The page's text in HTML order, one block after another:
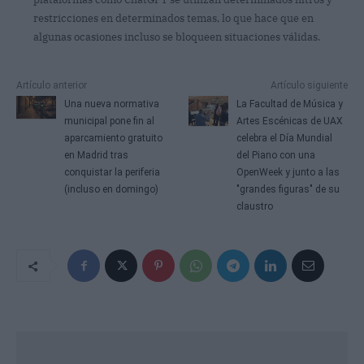
restricciones en determinados temas, lo que hace que en
algunas ocasiones incluso se bloqueen situaciones válidas.
Artículo anterior
Una nueva normativa
municipal pone fin al
aparcamiento gratuito
en Madrid tras
conquistar la periferia
(incluso en domingo)
Artículo siguiente
La Facultad de Música y
Artes Escénicas de UAX
celebra el Día Mundial
del Piano con una
OpenWeek y junto a las
"grandes figuras" de su
claustro